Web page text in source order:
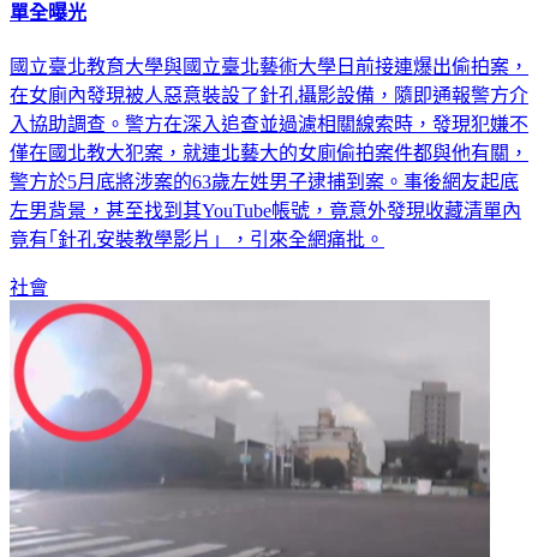
單全曝光
國立臺北教育大學與國立臺北藝術大學日前接連爆出偷拍案，
在女廁內發現被人惡意裝設了針孔攝影設備，隨即通報警方介
入協助調查。警方在深入追查並過濾相關線索時，發現犯嫌不
僅在國北教大犯案，就連北藝大的女廁偷拍案件都與他有關，
警方於5月底將涉案的63歲左姓男子逮捕到案。事後網友起底
左男背景，甚至找到其YouTube帳號，竟意外發現收藏清單內
竟有｢針孔安裝教學影片」，引來全網痛批。
社會